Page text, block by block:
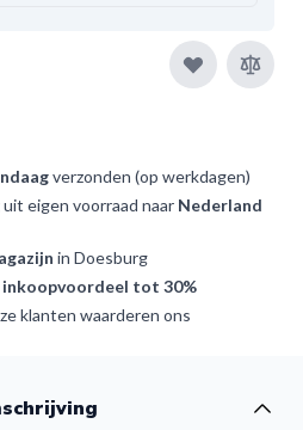
verzonden (op werkdagen)
uit eigen voorraad naar Nederland
in Doesburg
inkoopvoordeel tot 30%
klanten waarderen ons